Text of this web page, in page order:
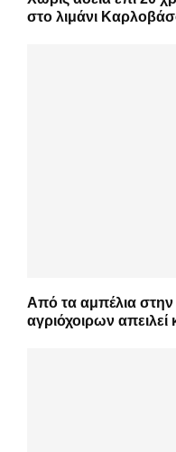
στο λιμάνι
Από τα αμπέλια
αγριόχοιρων